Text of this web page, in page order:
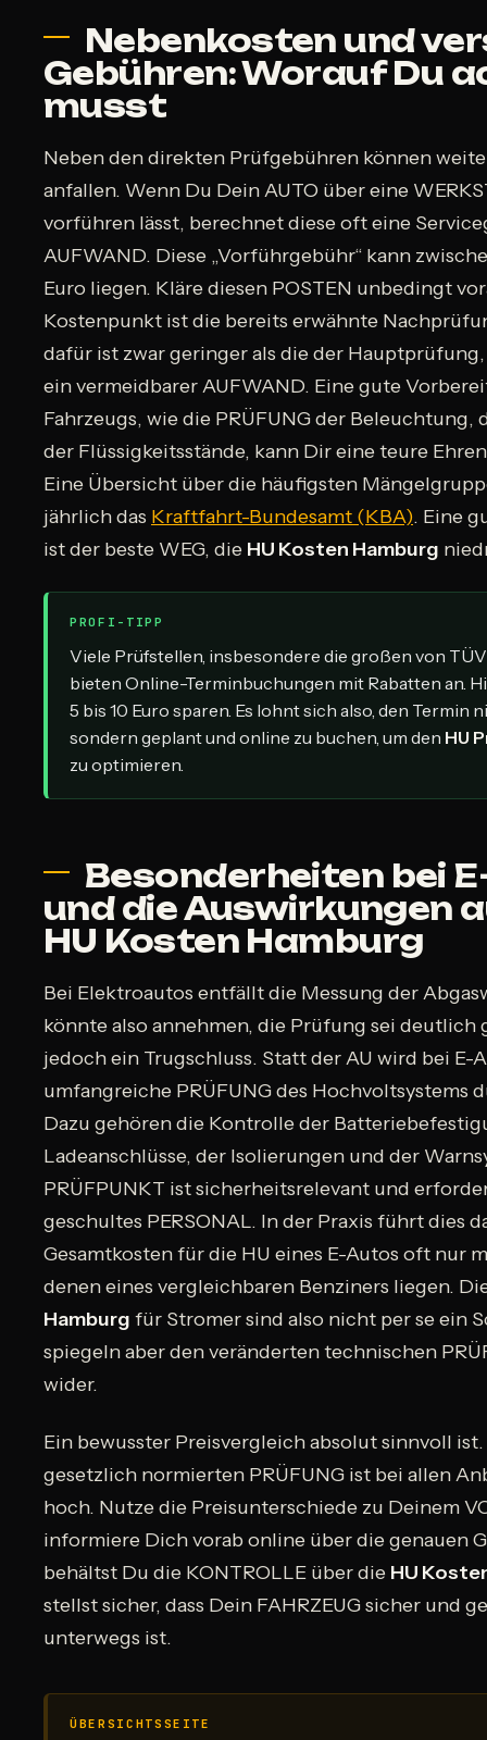
Nebenkosten und
Gebühren: Worauf Du
musst
Neben den direkten Prüfgebühren können
anfallen. Wenn Du Dein AUTO über eine
vorführen lässt, berechnet diese oft eine
AUFWAND. Diese „Vorführgebühr“ kann
Euro liegen. Kläre diesen POSTEN unbedingt
Kostenpunkt ist die bereits erwähnte
dafür ist zwar geringer als die der
ein vermeidbarer AUFWAND. Eine gute
Fahrzeugs, wie die PRÜFUNG der Beleuchtung,
der Flüssigkeitsstände, kann Dir eine teure
Eine Übersicht über die häufigsten
jährlich das Kraftfahrt-Bundesamt (KBA). Eine
ist der beste WEG, die HU Kosten Hamburg
PROFI-TIPP
Viele Prüfstellen, insbesondere die großen von
bieten Online-Terminbuchungen mit Rabatten an.
5 bis 10 Euro sparen. Es lohnt sich also, den Termin
sondern geplant und online zu buchen, um den HU
zu optimieren.
Besonderheiten bei
und die Auswirkungen
HU Kosten Hamburg
Bei Elektroautos entfällt die Messung der
könnte also annehmen, die Prüfung sei deutlich
jedoch ein Trugschluss. Statt der AU wird bei E-
umfangreiche PRÜFUNG des Hochvoltsystems
Dazu gehören die Kontrolle der
Ladeanschlüsse, der Isolierungen und der
PRÜFPUNKT ist sicherheitsrelevant und
geschultes PERSONAL. In der Praxis führt dies
Gesamtkosten für die HU eines E-Autos oft nur
denen eines vergleichbaren Benziners liegen.
Hamburg für Stromer sind also nicht per se ein
spiegeln aber den veränderten technischen
wider.
Ein bewusster Preisvergleich absolut sinnvoll
gesetzlich normierten PRÜFUNG ist bei allen
hoch. Nutze die Preisunterschiede zu Deinem
informiere Dich vorab online über die genauen
behältst Du die KONTROLLE über die HU
stellst sicher, dass Dein FAHRZEUG sicher und
unterwegs ist.
ÜBERSICHTSSEITE